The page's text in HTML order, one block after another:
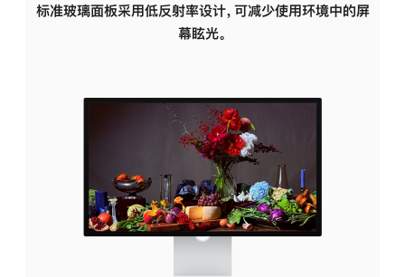
标准玻璃面板采用低反射率设计，可减少使用环境中的屏
幕眩光。